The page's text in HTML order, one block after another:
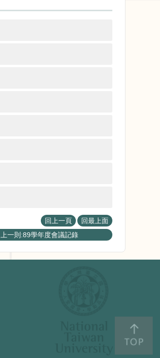
回上一頁
回最上面
上一則:89學年度會議記錄